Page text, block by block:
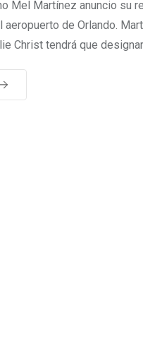
Mel Martínez anuncio su
aeropuerto de Orlando.
Christ tendrá que